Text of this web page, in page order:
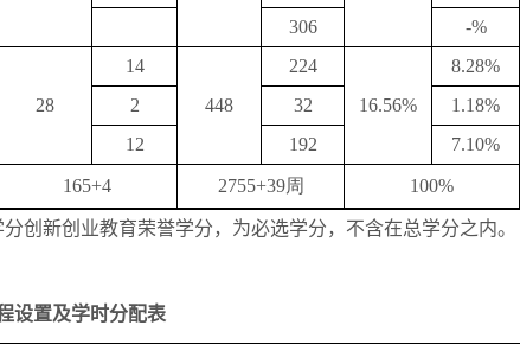
306 -%
28
14
448
224
16.56%
8.28%
2 32
1.18%
12 192 7.10%
165+4 2755+39周 100%
分创新创业教育荣誉学分，为必选学分，不含在总学分之内。
设置及学时分配表